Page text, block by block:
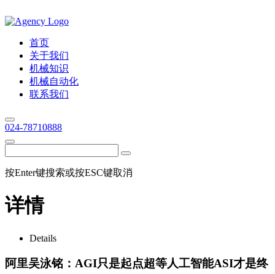
首页
关于我们
机械知识
机械自动化
联系我们
024-78710888
按Enter键搜索或按ESC键取消
详情
Details
阿里吴泳铭：AGI只是起点超等人工智能ASI才是终